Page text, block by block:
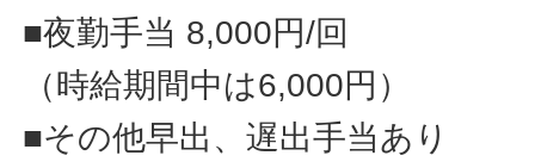
■夜勤手当 8,000円/回
（時給期間中は6,000円）
■その他早出、遅出手当あり